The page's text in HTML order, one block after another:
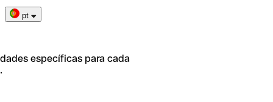
pt
específicas para cada